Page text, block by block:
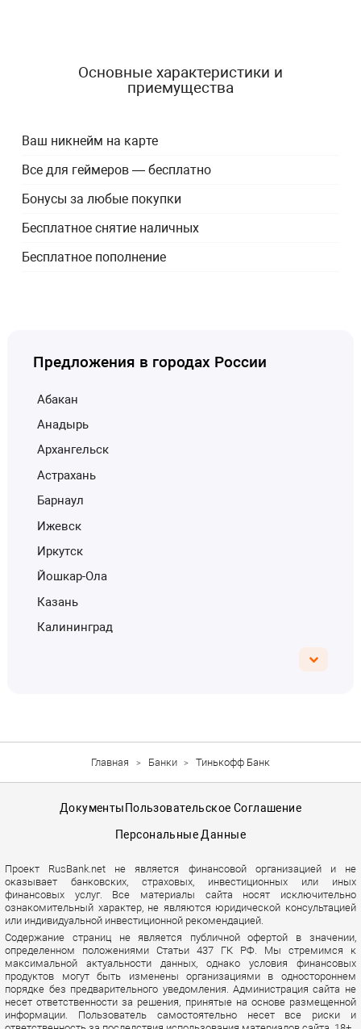
Основные характеристики и
приемущества
Ваш никнейм на карте
Все для геймеров — бесплатно
Бонусы за любые покупки
Бесплатное снятие наличных
Бесплатное пополнение
Предложения в городах России
Абакан
Анадырь
Архангельск
Астрахань
Барнаул
Ижевск
Иркутск
Йошкар-Ола
Казань
Калининград
Главная Банки Тинькофф Банк
Документы Пользовательское Соглашение
Персональные Данные
Проект RusBank.net не является финансовой организацией и не
оказывает банковских, страховых, инвестиционных или иных
финансовых услуг. Все материалы сайта носят исключительно
ознакомительный характер, не являются юридической консультацией
или индивидуальной инвестиционной рекомендацией.
Содержание страниц не является публичной офертой в значении,
определенном положениями Статьи 437 ГК РФ. Мы стремимся к
максимальной актуальности данных, однако условия финансовых
продуктов могут быть изменены организациями в одностороннем
порядке без предварительного уведомления. Администрация сайта не
несет ответственности за решения, принятые на основе размещенной
информации. Пользователь самостоятельно несет все риски и